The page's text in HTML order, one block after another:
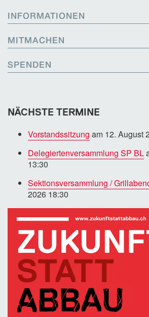
INFORMATIONEN
MITMACHEN
SPENDEN
NÄCHSTE TERMINE
Vorstandssitzung am 12. August
Delegiertenversammlung SP BL
13:30
Sektionsversammlung /
2026 18:30